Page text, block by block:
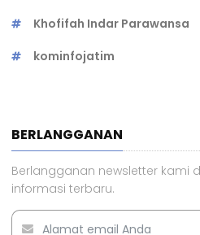
Khofifah Indar Parawansa
kominfojatim
BERLANGGANAN
Berlangganan newsletter kami
informasi terbaru.